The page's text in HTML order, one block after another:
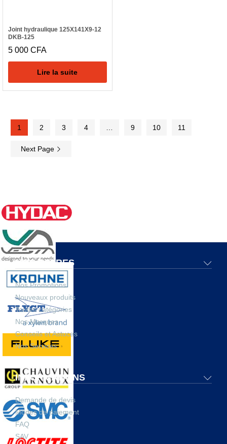
Joint hydraulique 125X141X9-12
DKB-125
5 000 CFA
Lire la suite
1 2 3 4 9 10 11
Next Page
NOS OFFRES
Nos Promotions
Nouveaux produits
Toutes catégories
Nos Marques
Conseils et Astuces
Nos Services
INFORMATIONS
Demande de devis
Modes de paiement
FAQ
SAV